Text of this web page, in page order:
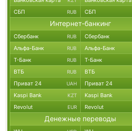
СБП RUB СБП
Интернет-банкинг
Сбербанк RUB Сбербанк
Альфа-Банк RUB Альфа-Банк
Т-Банк RUB Т-Банк
ВТБ RUB ВТБ
Приват 24 UAH Приват 24
Kaspi Bank KZT Kaspi Bank
Revolut EUR Revolut
Денежные переводы